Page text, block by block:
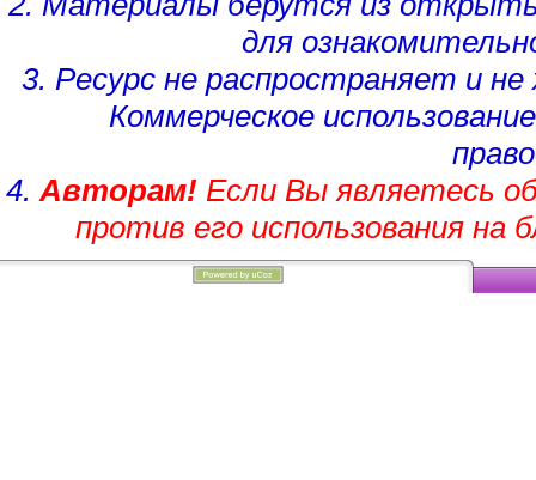
для
3. Ресурс не распространяет и
Коммерческое
4. Авторам!Если Вы являетесь
против его использования на